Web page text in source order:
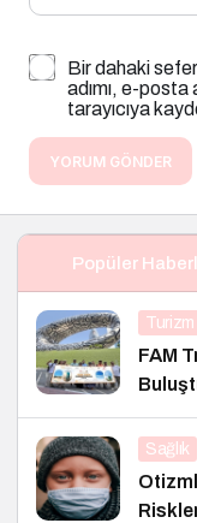
Bir dahaki
adımı, e-
tarayıcıya
YORUM GÖNDER
Popüler
Turizm
FAM
Sağlık